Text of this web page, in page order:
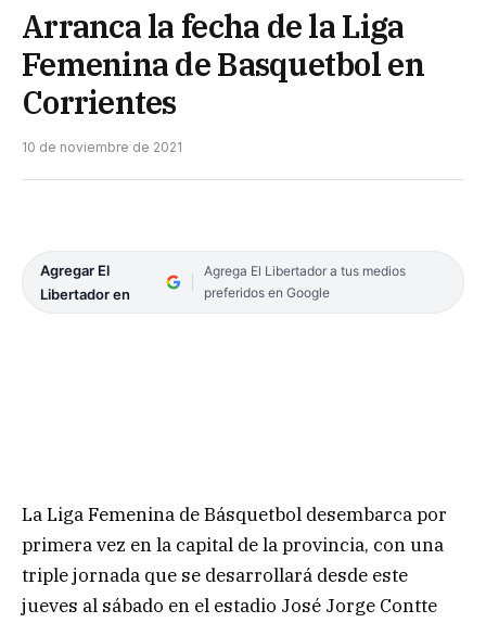
Arranca la fecha de la Liga
Femenina de Basquetbol en
Corrientes
10 de noviembre de 2021
Agregar El
Libertador en
Agrega El Libertador a tus medios
preferidos en Google
La Liga Femenina de Básquetbol desembarca por
primera vez en la capital de la provincia, con una
triple jornada que se desarrollará desde este
jueves al sábado en el estadio José Jorge Contte